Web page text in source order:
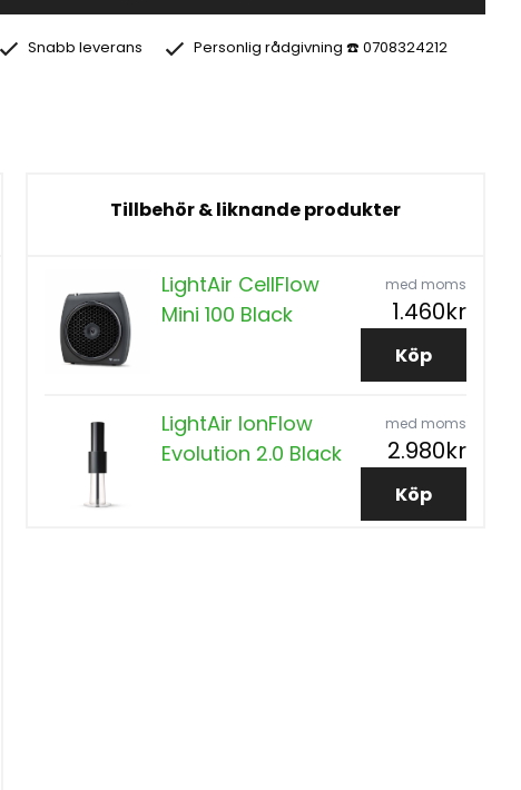
Snabb leverans Personlig rådgivning ☎️ 0708324212
Tillbehör & liknande produkter
LightAir CellFlow
Mini 100 Black
med moms
1.460kr
Köp
LightAir IonFlow
Evolution 2.0 Black
med moms
2.980kr
Köp